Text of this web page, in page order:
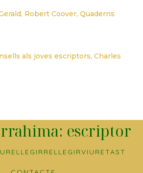
Robert Coover, Quaderns
als joves escriptors, Charles
escriptor
LLEGIRRELLEGIRVIURETAST